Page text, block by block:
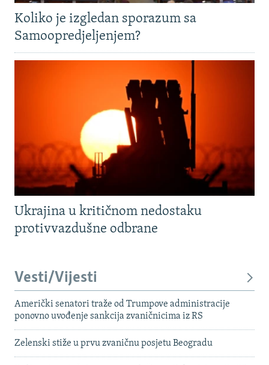
Koliko je izgledan sporazum sa
Samoopredjeljenjem?
Ukrajina u kritičnom nedostaku
protivvazdušne odbrane
Vesti/Vijesti
Američki senatori traže od Trumpove administracije
ponovno uvođenje sankcija zvaničnicima iz RS
Zelenski stiže u prvu zvaničnu posjetu Beogradu